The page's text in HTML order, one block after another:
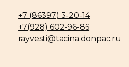
+7 (86397) 3-20-14
+7(928) 602-96-86
rayvesti@tacina.donpac.ru